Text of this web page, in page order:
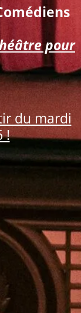
pour
du mardi
!